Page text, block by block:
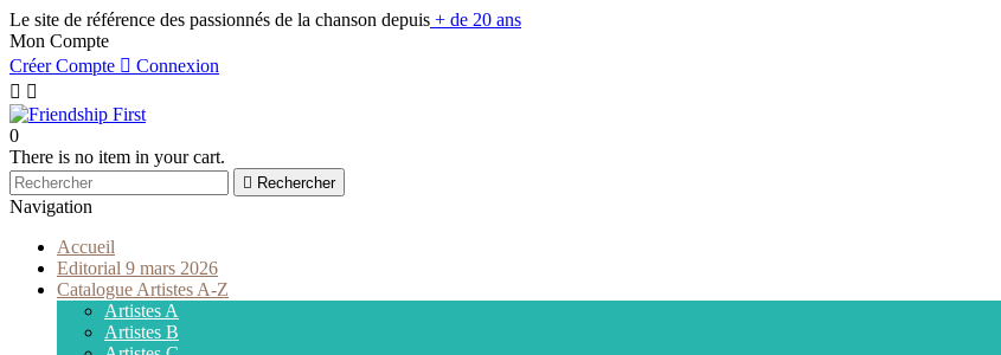
Le site de référence des passionnés de la chanson depuis + de 20 ans
Mon Compte
Créer Compte  Connexion
 
0
There is no item in your cart.
 Rechercher
Navigation
Accueil
Editorial 9 mars 2026
Catalogue Artistes A-Z
Artistes A
Artistes B